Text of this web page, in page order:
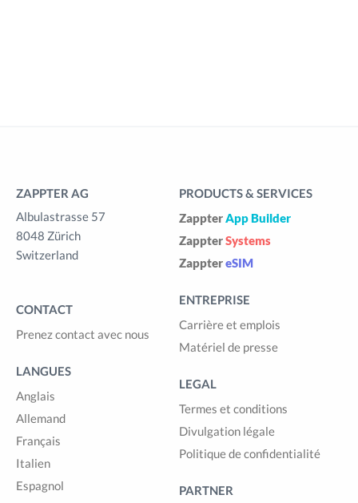
ZAPPTER AG
Albulastrasse 57
8048 Zürich
Switzerland
CONTACT
Prenez contact avec nous
LANGUES
Anglais
Allemand
Français
Italien
Espagnol
PRODUCTS & SERVICES
ZappterApp Builder
ZappterSystems
ZapptereSIM
ENTREPRISE
Carrière et emplois
Matériel de presse
LEGAL
Termes et conditions
Divulgation légale
Politique de confidentialité
PARTNER